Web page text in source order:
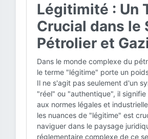
Légitimité : Un
Crucial dans le
Pétrolier et
Dans le monde complexe du
le terme "légitime" porte un
Il ne s'agit pas seulement d'un
"réel" ou "authentique", il
aux normes légales et
les nuances de "légitime" est
naviguer dans le paysage
réglementaire complexe de ce